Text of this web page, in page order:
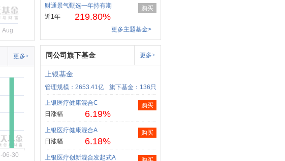
Aug
更多>
06-30
财通景气甄选一年持有期
近1年
219.80%
购买
更多主题基金>
同公司旗下基金 更多>
上银基金
管理规模：2653.41亿 旗下基金：136只
上银医疗健康混合C
日涨幅
6.19%
购买
上银医疗健康混合A
日涨幅
6.18%
购买
上银医疗创新混合发起式A